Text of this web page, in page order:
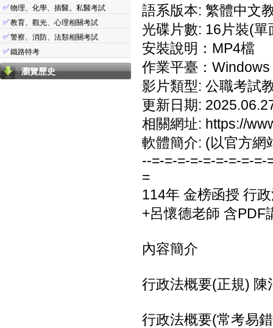
✅物理、化學、插醫。私醫考試
✅教育、觀光、心理相關考試
✅警察、消防、法類相關考試
✅鐵路特考
瀏覽歷史
語系版本: 繁體中文
光碟片數: 16片裝(單
安裝說明：MP4檔
作業平臺：Windows
影片類型: 公職考試
更新日期:
相關網址: https://
軟體簡介: (以官方網
--=-=-=-=-=-=-=-=-=-
=
114年 金榜函授 行
+呂懷德老師 含PDF
內容簡介
行政法概要(正規) 陳
行政法概要(常考易